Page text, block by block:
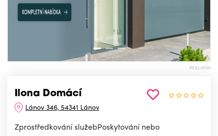
REKLAMA
Ilona Domácí
Lánov 346, 54341 Lánov
Zprostředkování služebPoskytování nebo